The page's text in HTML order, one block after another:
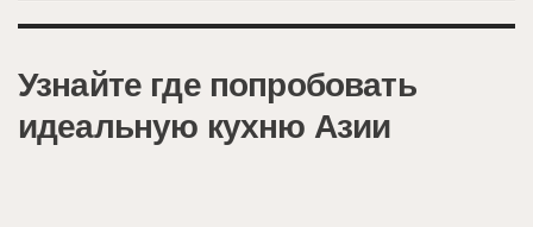
Узнайте где попробовать
идеальную кухню Азии